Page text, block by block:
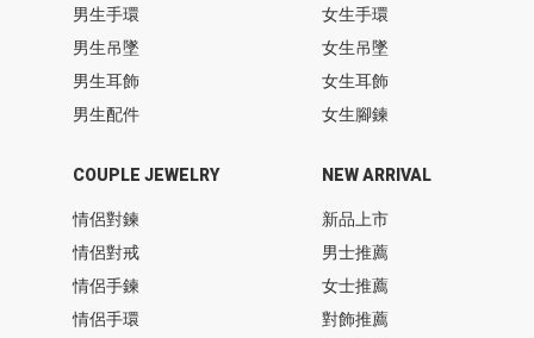
男生手環
男生吊墜
男生耳飾
男生配件
女生手環
女生吊墜
女生耳飾
女生腳鍊
COUPLE JEWELRY
情侶對鍊
情侶對戒
情侶手鍊
情侶手環
NEW ARRIVAL
新品上市
男士推薦
女士推薦
對飾推薦